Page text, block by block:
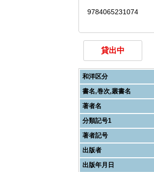
9784065231074
貸出中
和洋区分
書名,巻次,叢書名
著者名
分類記号1
著者記号
出版者
出版年月日